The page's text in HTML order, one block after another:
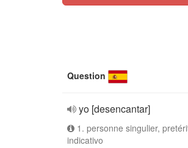
Question
yo [desencantar]
1. personne singulier,
indicativo